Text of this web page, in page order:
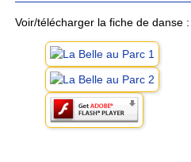
Voir/télécharger la fiche de danse :